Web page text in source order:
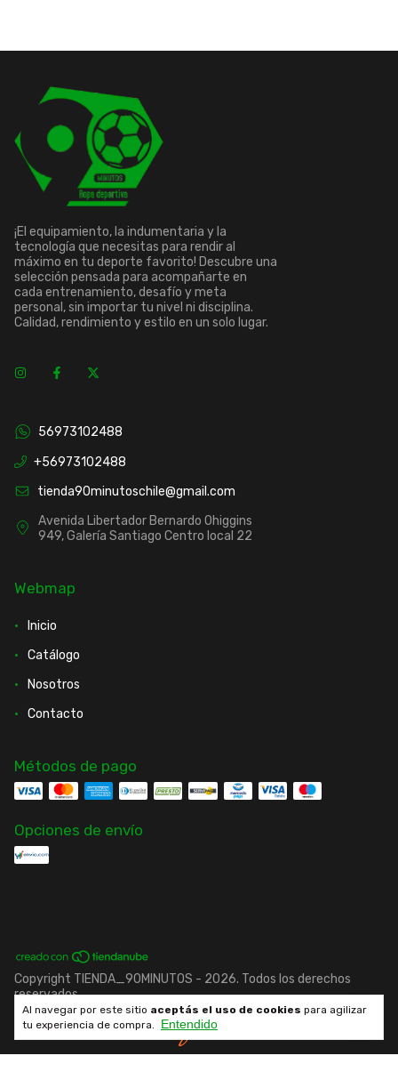
Al navegar por este sitio aceptás el uso de cookies para agilizar
tu experiencia de compra.
Entendido
¡El equipamiento, la indumentaria y la
tecnología que necesitas para rendir al
máximo en tu deporte favorito! Descubre una
selección pensada para acompañarte en
cada entrenamiento, desafío y meta
personal, sin importar tu nivel ni disciplina.
Calidad, rendimiento y estilo en un solo lugar.
56973102488
+56973102488
tienda90minutoschile@gmail.com
Avenida Libertador Bernardo Ohiggins
949, Galería Santiago Centro local 22
Webmap
Inicio
Catálogo
Nosotros
Contacto
Métodos de pago
Opciones de envío
Copyright TIENDA_90MINUTOS - 2026. Todos los derechos
reservados.
Desarrollado por fenrir.cl